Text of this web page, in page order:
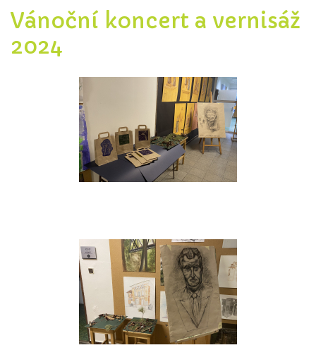
Vánoční koncert a vernisáž
2024